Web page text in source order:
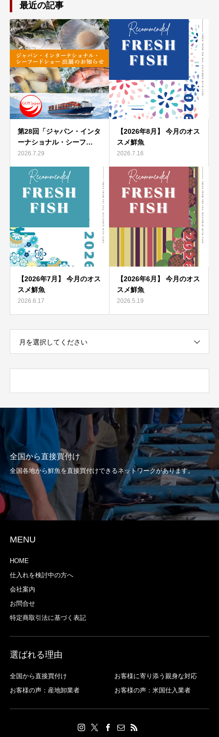
最近の記事
第28回「ジャパン・インタ
ーナショナル・シーフ…
2026.7.29
【2026年8月】 今月のオス
スメ鮮魚
2026.7.16
【2026年7月】 今月のオス
スメ鮮魚
2026.6.17
【2026年6月】 今月のオス
スメ鮮魚
2026.5.19
月を選択してください
全国から直接買付け
全国各地から鮮魚を直接買付けできるネットワークがあります。
MENU
HOME
仕入れを検討中の方へ
会社案内
お問合せ
特定商取引法に基づく表記
選ばれる理由
全国から直接買付け
お客様に寄り添う親身な対応
お客様の声：産地卸業者
お客様の声：米国仕入業者